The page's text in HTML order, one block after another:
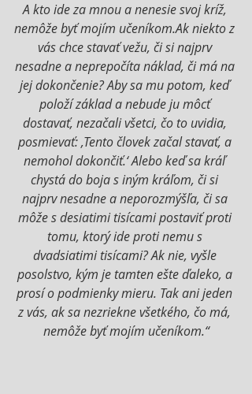
A kto ide za mnou a nenesie svoj kríž,
nemôže byť mojím učeníkom.Ak niekto z
vás chce stavať vežu, či si najprv
nesadne a neprepočíta náklad, či má na
jej dokončenie? Aby sa mu potom, keď
položí základ a nebude ju môcť
dostavať, nezačali všetci, čo to uvidia,
posmievať: ‚Tento človek začal stavať, a
nemohol dokončiť.‘ Alebo keď sa kráľ
chystá do boja s iným kráľom, či si
najprv nesadne a neporozmýšľa, či sa
môže s desiatimi tisícami postaviť proti
tomu, ktorý ide proti nemu s
dvadsiatimi tisícami? Ak nie, vyšle
posolstvo, kým je tamten ešte ďaleko, a
prosí o podmienky mieru. Tak ani jeden
z vás, ak sa nezriekne všetkého, čo má,
nemôže byť mojím učeníkom.“